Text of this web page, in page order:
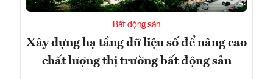
Bất động sản
Xây dựng hạ tầng dữ liệu số để nâng cao
chất lượng thị trường bất động sản